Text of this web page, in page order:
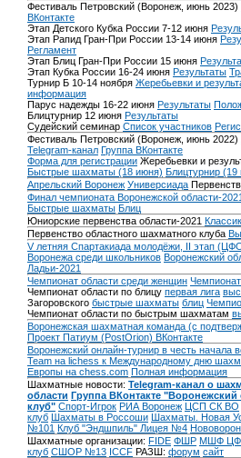
Фестиваль Петровский (Воронеж, июнь 2023)
ВКонтакте
Этап Детского Кубка России 7-12 июня
Этап Рапид Гран-При России 13-14 июня
Регламент
Этап Блиц Гран-При России 15 июня
Этап Кубка России 16-24 июня Результаты
Турнир Б 10-14 ноября Жеребьевки и
информация
Парус надежды 16-22 июня Результаты
Блицтурнир 12 июня Результаты
Судейский семинар Список участников
Фестиваль Петровский (Воронеж, июнь 2022)
Telegram-канал Группа ВКонтакте
Форма для регистрации Жеребьевки и
Быстрые шахматы (18 июня) Блицтурнир (19
Апрельский Воронеж Универсиада
Финал чемпионата Воронежской области-2021
Быстрые шахматы Блиц
Юниорские первенства области-2021
Первенство областного шахматного клуба
V летняя Спартакиада молодёжи, II этап
Воронежа среди школьников Воронежский
Ладьи-2021
Чемпионат области среди женщин
Чемпионат области по блицу первая лига
Загоровского быстрые шахматы блиц
Чемпионат области по быстрым шахматам
Воронежская шахматная команда (с
Проект Патиум (PostOrion) ВКонтакте
Воронежский онлайн-турнир в честь начала
Team на lichess к Международному дню
Европы на chess.com Полная информация
Шахматные новости: Telegram-канал о
области Группа ВКонтакте
клуб" Спорт-Игрок РИА Воронеж ЦСП СК ВО
клуб Шахматы в Россоши Шахматы. Новая
№101 Клуб "Эндшпиль" Лицея №4
Шахматные организации: FIDE ФШР МШФ
клуб СШОР №13 ICCF РАЗШ: форум сайт